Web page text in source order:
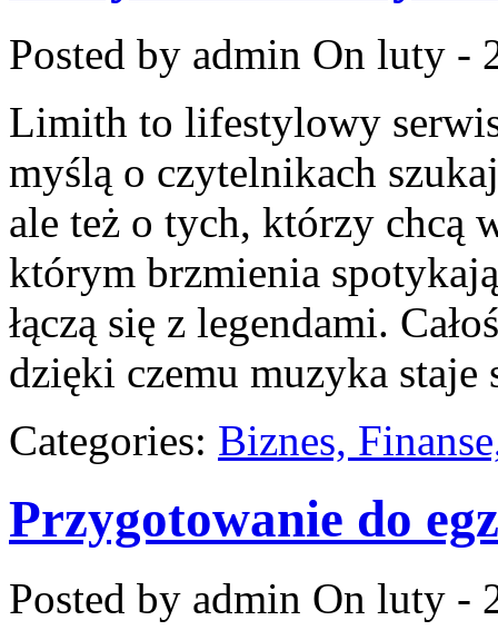
Posted by admin On luty -
Limith to lifestylowy
myślą o czytelnikach
ale też o tych, którzy chcą
którym brzmienia
łączą się z legendami.
dzięki czemu muzyka staje
Categories: Biznes,
Przygotowanie do
Posted by admin On luty -